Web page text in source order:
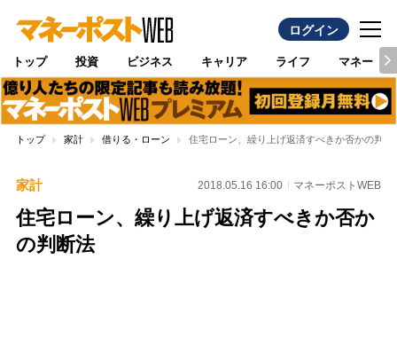
ログイン
トップ 投資 ビジネス キャリア ライフ マネー
トップ 家計 借りる・ローン 住宅ローン、繰り上げ返済すべきか否かの判断
家計 2018.05.16 16:00 マネーポストWEB
住宅ローン、繰り上げ返済すべきか否か
の判断法